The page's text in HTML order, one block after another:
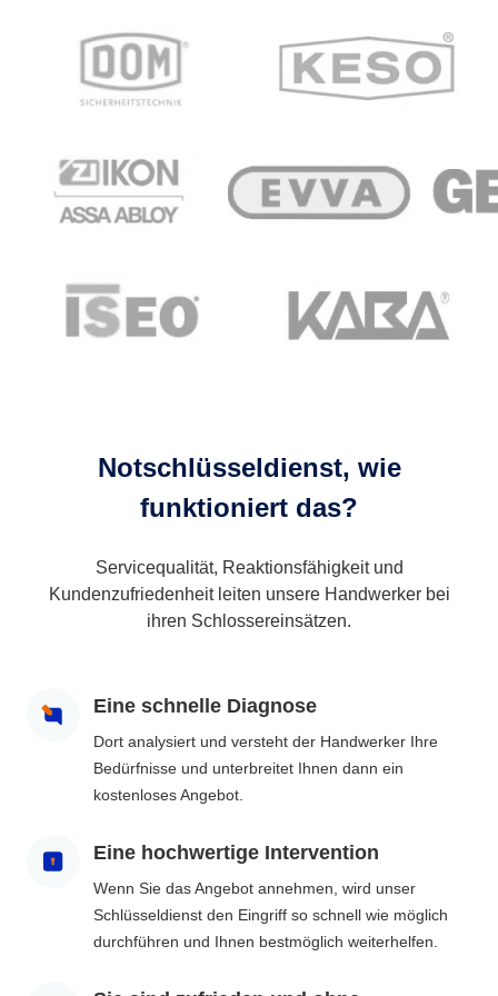
Notschlüsseldienst, wie
funktioniert das?
Servicequalität, Reaktionsfähigkeit und
Kundenzufriedenheit leiten unsere Handwerker bei
ihren Schlossereinsätzen.
Eine schnelle Diagnose
Dort analysiert und versteht der Handwerker Ihre
Bedürfnisse und unterbreitet Ihnen dann ein
kostenloses Angebot.
Eine hochwertige Intervention
Wenn Sie das Angebot annehmen, wird unser
Schlüsseldienst den Eingriff so schnell wie möglich
durchführen und Ihnen bestmöglich weiterhelfen.